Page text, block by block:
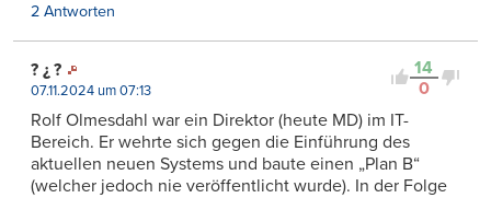
2 Antworten
14
0
? ¿ ?
07.11.2024 um 07:13
Rolf Olmesdahl war ein Direktor (heute MD) im IT-
Bereich. Er wehrte sich gegen die Einführung des
aktuellen neuen Systems und baute einen „Plan B“
(welcher jedoch nie veröffentlicht wurde). In der Folge